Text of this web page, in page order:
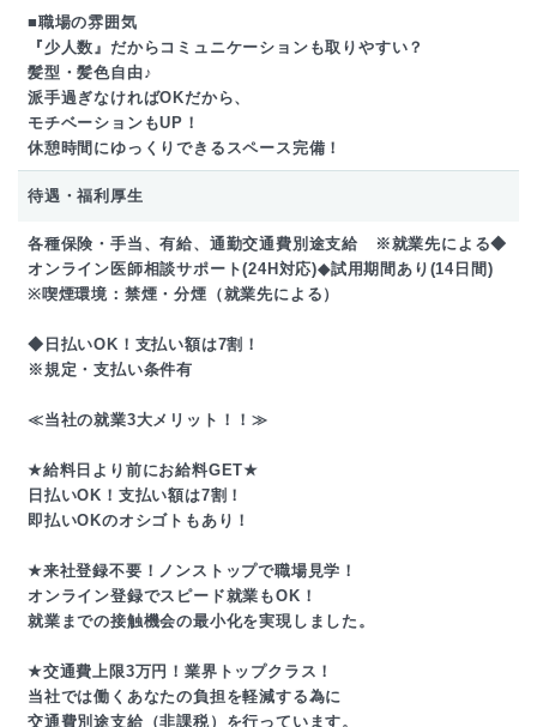
■職場の雰囲気
『少人数』だからコミュニケーションも取りやすい？
髪型・髪色自由♪
派手過ぎなければOKだから、
モチベーションもUP！
休憩時間にゆっくりできるスペース完備！
待遇・福利厚生
各種保険・手当、有給、通勤交通費別途支給 ※就業先による◆
オンライン医師相談サポート(24H対応)◆試用期間あり(14日間)
※喫煙環境：禁煙・分煙（就業先による）
◆日払いOK！支払い額は7割！
※規定・支払い条件有
≪当社の就業3大メリット！！≫
★給料日より前にお給料GET★
日払いOK！支払い額は7割！
即払いOKのオシゴトもあり！
★来社登録不要！ノンストップで職場見学！
オンライン登録でスピード就業もOK！
就業までの接触機会の最小化を実現しました。
★交通費上限3万円！業界トップクラス！
当社では働くあなたの負担を軽減する為に
交通費別途支給（非課税）を行っています。